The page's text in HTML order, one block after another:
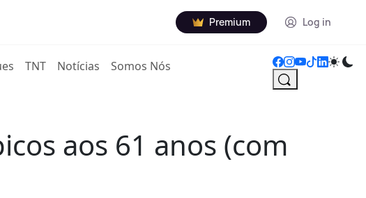
Premium Log in
TNT Notícias Somos Nós
aos 61 anos (com